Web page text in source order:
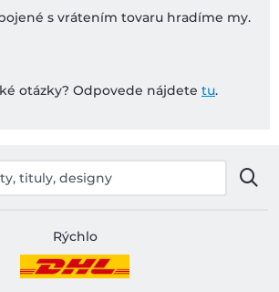
s vrátením tovaru hradíme my.
otázky? Odpovede nájdete tu.
Rýchlo